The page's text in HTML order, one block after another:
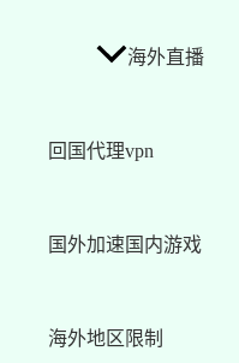
海外直播
回国代理vpn
国外加速国内游戏
海外地区限制